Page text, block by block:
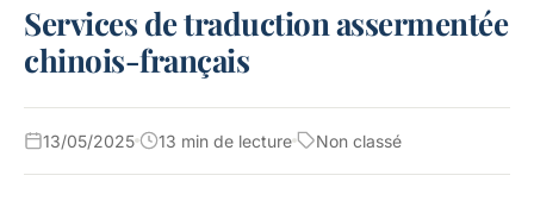
Services de traduction assermentée
chinois-français
13/05/2025 13 min de lecture Non classé